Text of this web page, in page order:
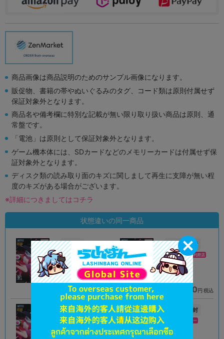
商品画像は商品説明のためのサンプル画像になります。
販促物、書籍の帯やぬいぐるみのタグ、コード類は原則付属せず
保証対象外となります。
商品名や備考欄に特別な記載が無い限り取り扱い商品は原則、通
常盤です。
「電池」は原則として保証対象外となります。
ゲーム機本体には、SDカードなどのメモリーカードは付属せず保
証対象外となります。
ディスク類の読み取り面のキズに関しまして再生に支障が無い程
度のキズがある場合がございます。
※詳細につきましてはコチラ
状態違いの同一商品
状態 :
オンライン
1,290円 税込
状態 : 未開封
イオンモール新利府店
1,290円 税込
状態 :未開封
アリオ倉敷店
新入荷 未開封
新座流通センター